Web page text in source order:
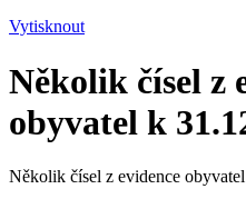
Vytisknout
Několik čísel z
obyvatel k
Několik čísel z evidence